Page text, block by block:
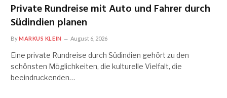
Private Rundreise mit Auto und Fahrer durch
Südindien planen
ByMARKUS KLEIN August 6, 2026
Eine private Rundreise durch Südindien gehört zu den
schönsten Möglichkeiten, die kulturelle Vielfalt, die
beeindruckenden…